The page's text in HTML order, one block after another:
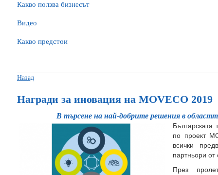
Какво ползва бизнесът
Видео
Какво предстои
Назад
Награди за иновация на MOVECO 2019
В търсене на най-добрите решения в
Българската
по проект
всички
партньори от
През